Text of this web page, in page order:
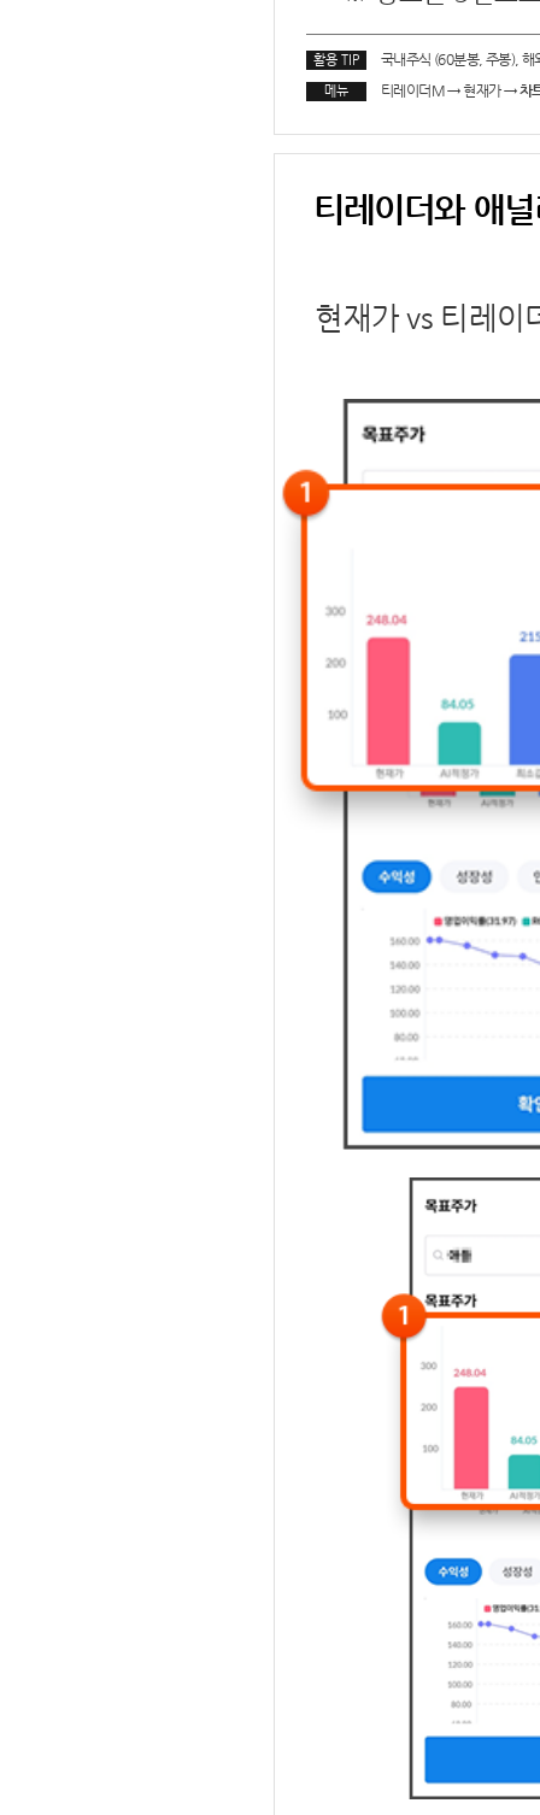
활용 TIP 국내주식 (60분봉, 주봉), 해
메뉴 티레이더M→현재가→차
티레이더와 애
현재가 vs 티레이